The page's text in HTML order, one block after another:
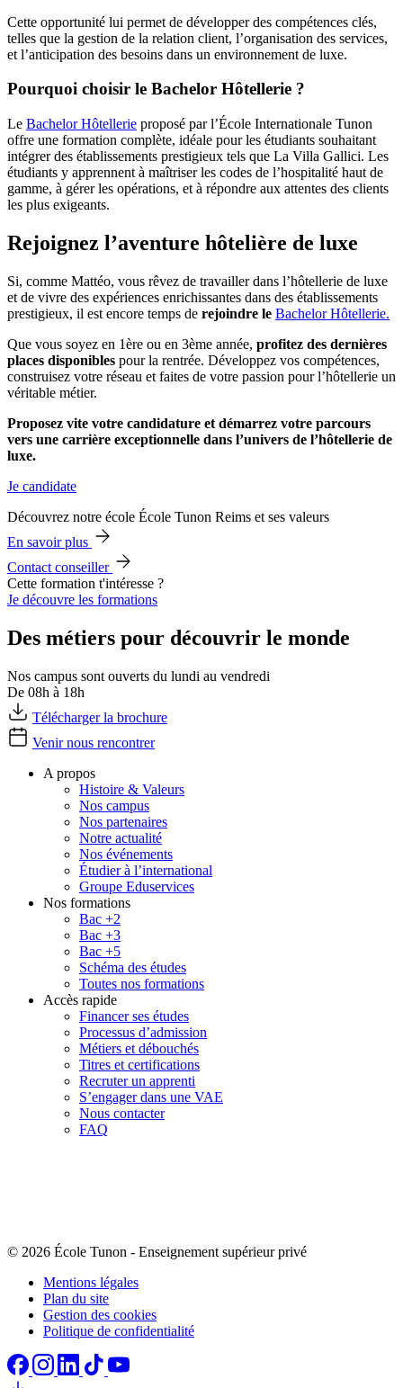
Cette opportunité lui permet de développer des compétences clés,
telles que la gestion de la relation client, l’organisation des services,
et l’anticipation des besoins dans un environnement de luxe.
Pourquoi choisir le Bachelor Hôtellerie ?
Le Bachelor Hôtellerie proposé par l’École Internationale Tunon
offre une formation complète, idéale pour les étudiants souhaitant
intégrer des établissements prestigieux tels que La Villa Gallici. Les
étudiants y apprennent à maîtriser les codes de l’hospitalité haut de
gamme, à gérer les opérations, et à répondre aux attentes des clients
les plus exigeants.
Rejoignez l’aventure hôtelière de luxe
Si, comme Mattéo, vous rêvez de travailler dans l’hôtellerie de luxe
et de vivre des expériences enrichissantes dans des établissements
prestigieux, il est encore temps de rejoindre le Bachelor Hôtellerie.
Que vous soyez en 1ère ou en 3ème année, profitez des dernières
places disponibles pour la rentrée. Développez vos compétences,
construisez votre réseau et faites de votre passion pour l’hôtellerie un
véritable métier.
Proposez vite votre candidature et démarrez votre parcours
vers une carrière exceptionnelle dans l’univers de l’hôtellerie de
luxe.
Je candidate
Découvrez notre école École Tunon Reims et ses valeurs
En savoir plus
Contact conseiller
Cette formation t'intéresse ?
Je découvre les formations
Des métiers pour découvrir le monde
Nos campus sont ouverts du lundi au vendredi
De 08h à 18h
Télécharger la brochure
Venir nous rencontrer
A propos
Histoire & Valeurs
Nos campus
Nos partenaires
Notre actualité
Nos événements
Étudier à l’international
Groupe Eduservices
Nos formations
Bac +2
Bac +3
Bac +5
Schéma des études
Toutes nos formations
Accès rapide
Financer ses études
Processus d’admission
Métiers et débouchés
Titres et certifications
Recruter un apprenti
S’engager dans une VAE
Nous contacter
FAQ
© 2026 École Tunon - Enseignement supérieur privé
Mentions légales
Plan du site
Gestion des cookies
Politique de confidentialité